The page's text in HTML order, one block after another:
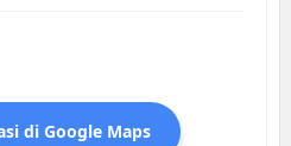
di Google Maps